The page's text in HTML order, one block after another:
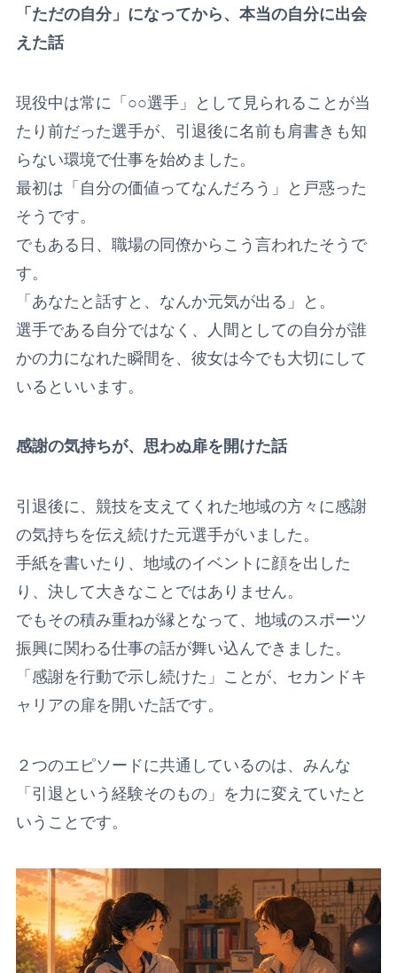
「ただの自分」になってから、本当の自分に出会
えた話
現役中は常に「○○選手」として見られることが当
たり前だった選手が、引退後に名前も肩書きも知
らない環境で仕事を始めました。
最初は「自分の価値ってなんだろう」と戸惑った
そうです。
でもある日、職場の同僚からこう言われたそうで
す。
「あなたと話すと、なんか元気が出る」と。
選手である自分ではなく、人間としての自分が誰
かの力になれた瞬間を、彼女は今でも大切にして
いるといいます。
感謝の気持ちが、思わぬ扉を開けた話
引退後に、競技を支えてくれた地域の方々に感謝
の気持ちを伝え続けた元選手がいました。
手紙を書いたり、地域のイベントに顔を出した
り、決して大きなことではありません。
でもその積み重ねが縁となって、地域のスポーツ
振興に関わる仕事の話が舞い込んできました。
「感謝を行動で示し続けた」ことが、セカンドキ
ャリアの扉を開いた話です。
２つのエピソードに共通しているのは、みんな
「引退という経験そのもの」を力に変えていたと
いうことです。